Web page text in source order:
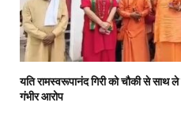
यति रामस्वरूपानंद गिरी को चौकी से साथ
गंभीर आरोप